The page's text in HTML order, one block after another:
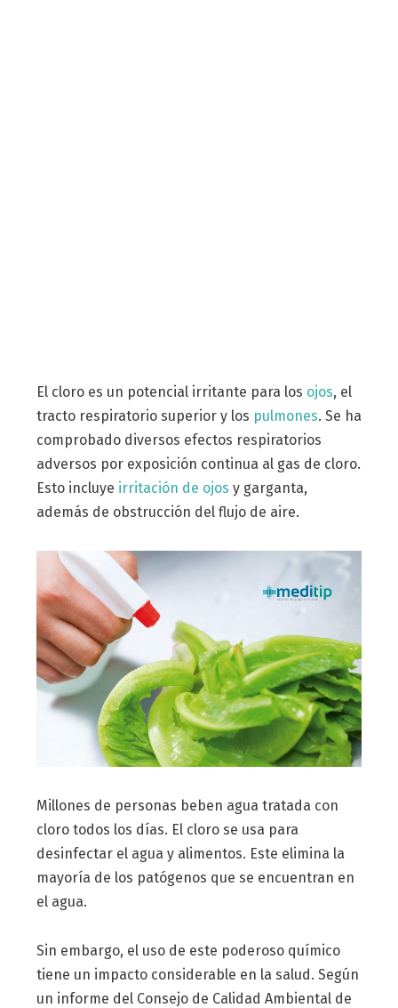
El cloro es un potencial irritante para los ojos, el
tracto respiratorio superior y los pulmones. Se ha
comprobado diversos efectos respiratorios
adversos por exposición continua al gas de cloro.
Esto incluye irritación de ojos y garganta,
además de obstrucción del flujo de aire.
Millones de personas beben agua tratada con
cloro todos los días. El cloro se usa para
desinfectar el agua y alimentos. Este elimina la
mayoría de los patógenos que se encuentran en
el agua.
Sin embargo, el uso de este poderoso químico
tiene un impacto considerable en la salud. Según
un informe del Consejo de Calidad Ambiental de